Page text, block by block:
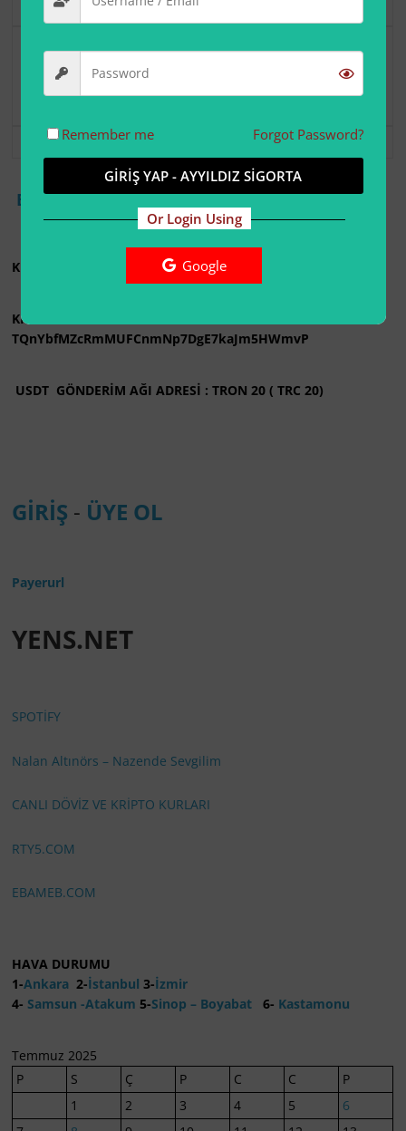
Geography
Üyelik 1 Yıl'den
sonra sona erer.
BigAltın-Binance-Güncel Döviz
KRİPTO ÖDEMESİ İLE ÜYELİK ÜCRETİ : 9 USDT
KRİPTO ÖDEMESİ CÜZDAN ADRESİ :
TQnYbfMZcRmMUFCnmNp7DgE7kaJm5HWmvP
USDT GÖNDERİM AĞI ADRESİ : TRON 20 ( TRC 20)
GİRİŞ - ÜYE OL
Payerurl
YENS.NET
SPOTİFY
Nalan Altınörs – Nazende Sevgilim
CANLI DÖVİZ VE KRİPTO KURLARI
RTY5.COM
EBAMEB.COM
HAVA DURUMU
1-Ankara 2-İstanbul 3-İzmir
4- Samsun -Atakum 5-Sinop – Boyabat 6- Kastamonu
Temmuz 2025
P
S Ç P C C
P
1
2 3 4 5
6
Remember me Forgot Password?
GİRİŞ YAP - AYYILDIZ SİGORTA
Or Login Using
Google